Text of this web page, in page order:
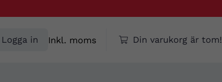
Logga in
Välj
Din varukorg är tom!